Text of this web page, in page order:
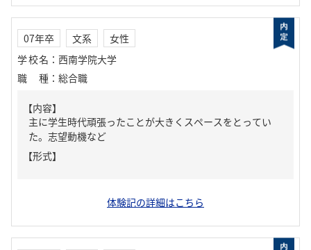
07年卒 文系
女性
学校名 ： 西南学院大学
職種 ： 総合職
【内容】
主に学生時代頑張ったことが大きくスペースをとってい
た。志望動機など
【形式】
体験記の詳細はこちら